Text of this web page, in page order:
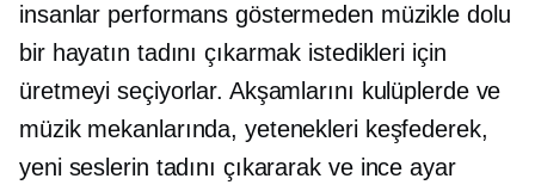
insanlar performans göstermeden müzikle dolu
bir hayatın tadını çıkarmak istedikleri için
üretmeyi seçiyorlar. Akşamlarını kulüplerde ve
müzik mekanlarında, yetenekleri keşfederek,
yeni seslerin tadını çıkararak ve ince ayar